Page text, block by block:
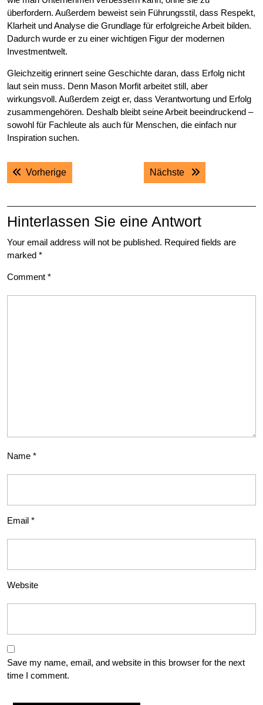
überfordern. Außerdem beweist sein Führungsstil, dass Respekt,
Klarheit und Analyse die Grundlage für erfolgreiche Arbeit bilden.
Dadurch wurde er zu einer wichtigen Figur der modernen
Investmentwelt.
Gleichzeitig erinnert seine Geschichte daran, dass Erfolg nicht
laut sein muss. Denn Mason Morfit arbeitet still, aber
wirkungsvoll. Außerdem zeigt er, dass Verantwortung und Erfolg
zusammengehören. Deshalb bleibt seine Arbeit beeindruckend –
sowohl für Fachleute als auch für Menschen, die einfach nur
Inspiration suchen.
Post
navigation
VorherigePrevious post: Nächste Next post:
Hinterlassen Sie eine Antwort
Your email address will not be published. Required fields are
marked *
Comment *
Name *
Email *
Website
Save my name, email, and website in this browser for the next
time I comment.